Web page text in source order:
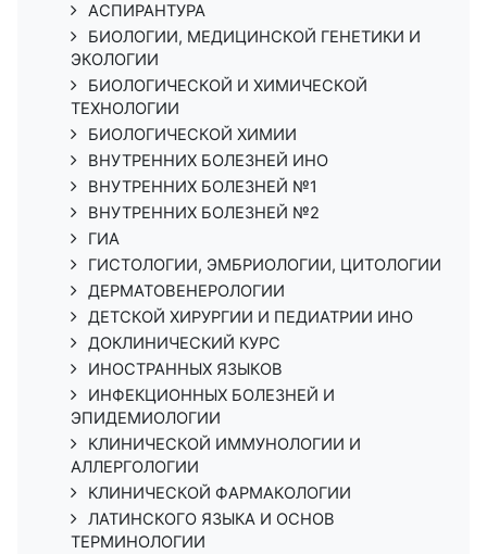
АСПИРАНТУРА
БИОЛОГИИ, МЕДИЦИНСКОЙ ГЕНЕТИКИ И
ЭКОЛОГИИ
БИОЛОГИЧЕСКОЙ И ХИМИЧЕСКОЙ
ТЕХНОЛОГИИ
БИОЛОГИЧЕСКОЙ ХИМИИ
ВНУТРЕННИХ БОЛЕЗНЕЙ ИНО
ВНУТРЕННИХ БОЛЕЗНЕЙ №1
ВНУТРЕННИХ БОЛЕЗНЕЙ №2
ГИА
ГИСТОЛОГИИ, ЭМБРИОЛОГИИ, ЦИТОЛОГИИ
ДЕРМАТОВЕНЕРОЛОГИИ
ДЕТСКОЙ ХИРУРГИИ И ПЕДИАТРИИ ИНО
ДОКЛИНИЧЕСКИЙ КУРС
ИНОСТРАННЫХ ЯЗЫКОВ
ИНФЕКЦИОННЫХ БОЛЕЗНЕЙ И
ЭПИДЕМИОЛОГИИ
КЛИНИЧЕСКОЙ ИММУНОЛОГИИ И
АЛЛЕРГОЛОГИИ
КЛИНИЧЕСКОЙ ФАРМАКОЛОГИИ
ЛАТИНСКОГО ЯЗЫКА И ОСНОВ
ТЕРМИНОЛОГИИ